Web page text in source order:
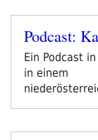
Veröffentlicht
Podcast:
Ein Podcast
in einem